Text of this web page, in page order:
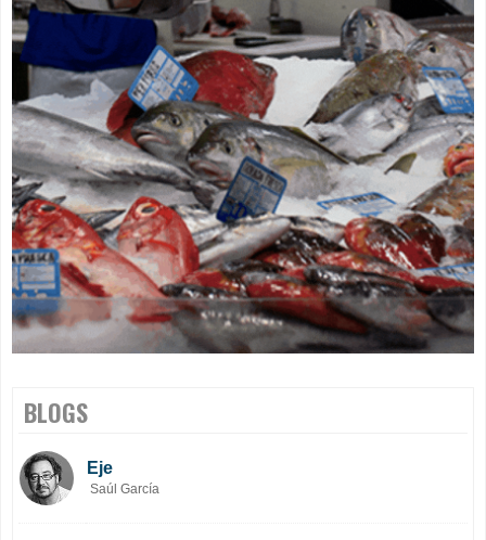
BLOGS
Eje
Saúl García